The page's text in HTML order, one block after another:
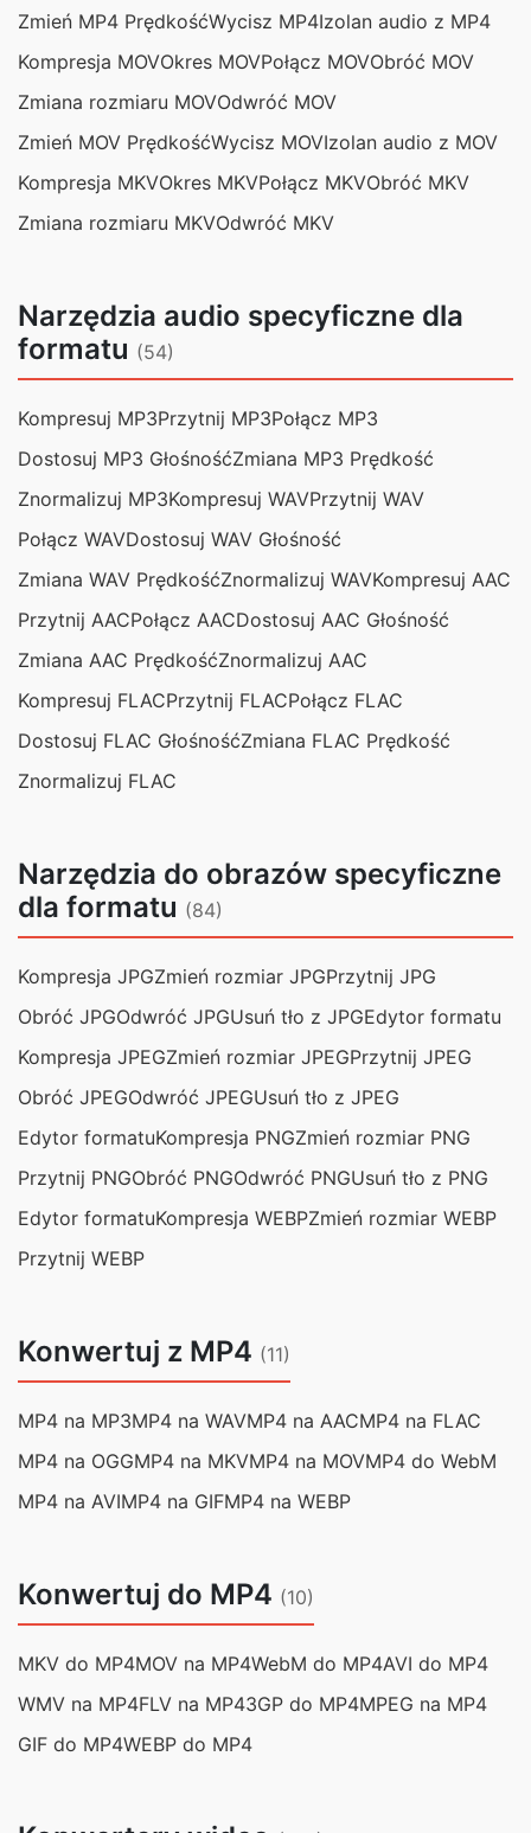
Zmień MP4 PrędkośćWycisz MP4Izolan audio z MP4
Kompresja MOVOkres MOVPołącz MOVObróć MOV
Zmiana rozmiaru MOVOdwróć MOV
Zmień MOV PrędkośćWycisz MOVIzolan audio z MOV
Kompresja MKVOkres MKVPołącz MKVObróć MKV
Zmiana rozmiaru MKVOdwróć MKV
Narzędzia audio specyficzne dla
formatu (54)
Kompresuj MP3Przytnij MP3Połącz MP3
Dostosuj MP3 GłośnośćZmiana MP3 Prędkość
Znormalizuj MP3Kompresuj WAVPrzytnij WAV
Połącz WAVDostosuj WAV Głośność
Zmiana WAV PrędkośćZnormalizuj WAVKompresuj AAC
Przytnij AACPołącz AACDostosuj AAC Głośność
Zmiana AAC PrędkośćZnormalizuj AAC
Kompresuj FLACPrzytnij FLACPołącz FLAC
Dostosuj FLAC GłośnośćZmiana FLAC Prędkość
Znormalizuj FLAC
Narzędzia do obrazów specyficzne
dla formatu (84)
Kompresja JPGZmień rozmiar JPGPrzytnij JPG
Obróć JPGOdwróć JPGUsuń tło z JPGEdytor formatu
Kompresja JPEGZmień rozmiar JPEGPrzytnij JPEG
Obróć JPEGOdwróć JPEGUsuń tło z JPEG
Edytor formatuKompresja PNGZmień rozmiar PNG
Przytnij PNGObróć PNGOdwróć PNGUsuń tło z PNG
Edytor formatuKompresja WEBPZmień rozmiar WEBP
Przytnij WEBP
Konwertuj z MP4 (11)
MP4 na MP3MP4 na WAVMP4 na AACMP4 na FLAC
MP4 na OGGMP4 na MKVMP4 na MOVMP4 do WebM
MP4 na AVIMP4 na GIFMP4 na WEBP
Konwertuj do MP4 (10)
MKV do MP4MOV na MP4WebM do MP4AVI do MP4
WMV na MP4FLV na MP43GP do MP4MPEG na MP4
GIF do MP4WEBP do MP4